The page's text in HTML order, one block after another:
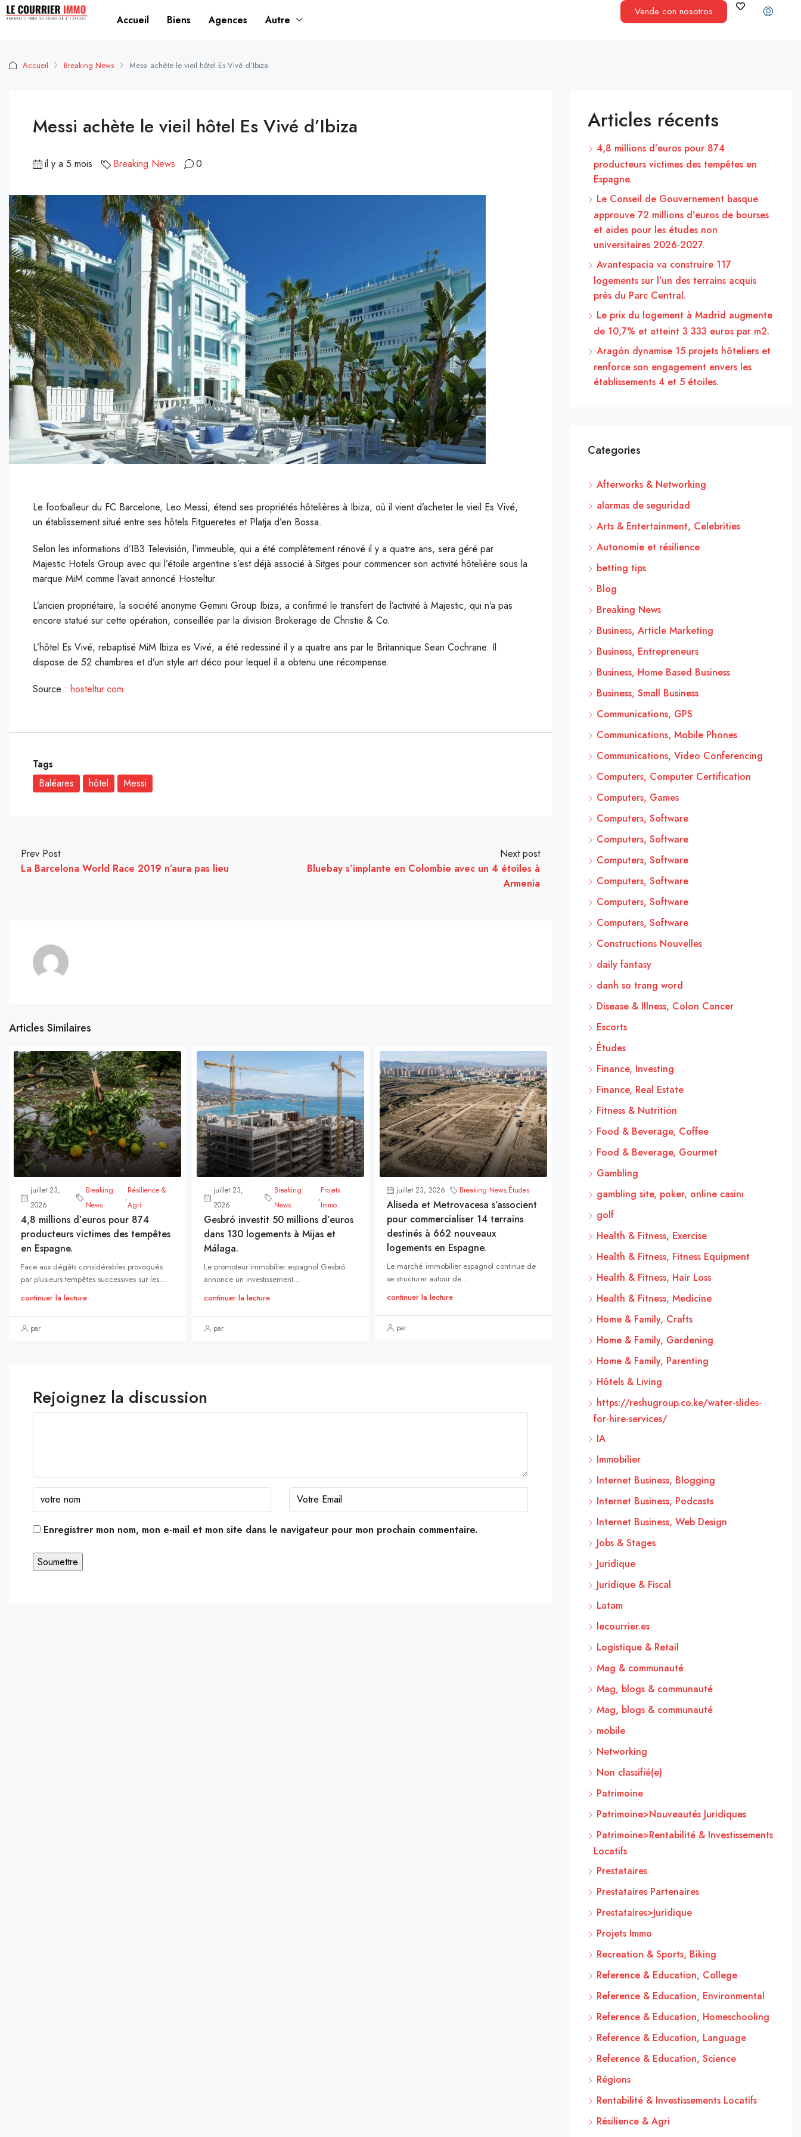
Accueil Biens Agences Autre
Vende con nosotros
Accueil Breaking News Messi achète le vieil hôtel Es Vivé d’Ibiza
Messi achète le vieil hôtel Es Vivé d’Ibiza
il y a 5 mois Breaking News 0
Le footballeur du FC Barcelone, Leo Messi, étend ses propriétés hôtelières à Ibiza, où il vient d’acheter le vieil Es Vivé,
un établissement situé entre ses hôtels Fitgueretes et Platja d’en Bossa.
Selon les informations d’IB3 Televisión, l’immeuble, qui a été complètement rénové il y a quatre ans, sera géré par
Majestic Hotels Group avec qui l’étoile argentine s’est déjà associé à Sitges pour commencer son activité hôtelière sous la
marque MiM comme l’avait annoncé Hosteltur.
L’ancien propriétaire, la société anonyme Gemini Group Ibiza, a confirmé le transfert de l’activité à Majestic, qui n’a pas
encore statué sur cette opération, conseillée par la division Brokerage de Christie & Co.
L’hôtel Es Vivé, rebaptisé MiM Ibiza es Vivé, a été redessiné il y a quatre ans par le Britannique Sean Cochrane. Il
dispose de 52 chambres et d’un style art déco pour lequel il a obtenu une récompense.
Source : hosteltur.com
Tags
Baléares
hôtel Messi
Prev Post
La Barcelona World Race 2019 n’aura pas lieu
Next post
Bluebay s’implante en Colombie avec un 4 étoiles à
Armenia
Articles Similaires
juillet 23,
2026
Breaking
News
,
Résilience &
Agri
4,8 millions d’euros pour 874
producteurs victimes des tempêtes
en Espagne.
Face aux dégâts considérables provoqués
par plusieurs tempêtes successives sur les...
continuer la lecture
par
juillet 23,
2026
Breaking
News
,
Projets
Immo
Gesbró investit 50 millions d’euros
dans 130 logements à Mijas et
Málaga.
Le promoteur immobilier espagnol Gesbró
annonce un investissement...
continuer la lecture
par
juillet 23, 2026 Breaking News,Études
Aliseda et Metrovacesa s’associent
pour commercialiser 14 terrains
destinés à 662 nouveaux
logements en Espagne.
Le marché immobilier espagnol continue de
se structurer autour de...
continuer la lecture
par
Rejoignez la discussion
Enregistrer mon nom, mon e-mail et mon site dans le navigateur pour mon prochain commentaire.
Articles récents
4,8 millions d’euros pour 874
producteurs victimes des tempêtes en
Espagne.
Le Conseil de Gouvernement basque
approuve 72 millions d’euros de bourses
et aides pour les études non
universitaires 2026-2027.
Avantespacia va construire 117
logements sur l’un des terrains acquis
près du Parc Central.
Le prix du logement à Madrid augmente
de 10,7% et atteint 3 333 euros par m2.
Aragón dynamise 15 projets hôteliers et
renforce son engagement envers les
établissements 4 et 5 étoiles.
Categories
Afterworks & Networking
alarmas de seguridad
Arts & Entertainment, Celebrities
Autonomie et résilience
betting tips
Blog
Breaking News
Business, Article Marketing
Business, Entrepreneurs
Business, Home Based Business
Business, Small Business
Communications, GPS
Communications, Mobile Phones
Communications, Video Conferencing
Computers, Computer Certification
Computers, Games
Computers, Software
Computers, Software
Computers, Software
Computers, Software
Computers, Software
Computers, Software
Constructions Nouvelles
daily fantasy
danh so trang word
Disease & Illness, Colon Cancer
Escorts
Études
Finance, Investing
Finance, Real Estate
Fitness & Nutrition
Food & Beverage, Coffee
Food & Beverage, Gourmet
Gambling
gambling site, poker, online casinı
golf
Health & Fitness, Exercise
Health & Fitness, Fitness Equipment
Health & Fitness, Hair Loss
Health & Fitness, Medicine
Home & Family, Crafts
Home & Family, Gardening
Home & Family, Parenting
Hôtels & Living
https://reshugroup.co.ke/water-slides-
for-hire-services/
IA
Immobilier
Internet Business, Blogging
Internet Business, Podcasts
Internet Business, Web Design
Jobs & Stages
Juridique
Juridique & Fiscal
Latam
lecourrier.es
Logistique & Retail
Mag & communauté
Mag, blogs & communauté
Mag, blogs & communauté
mobile
Networking
Non classifié(e)
Patrimoine
Patrimoine>Nouveautés Juridiques
Patrimoine>Rentabilité & Investissements
Locatifs
Prestataires
Prestataires Partenaires
Prestataires>Juridique
Projets Immo
Recreation & Sports, Biking
Reference & Education, College
Reference & Education, Environmental
Reference & Education, Homeschooling
Reference & Education, Language
Reference & Education, Science
Régions
Rentabilité & Investissements Locatifs
Résilience & Agri